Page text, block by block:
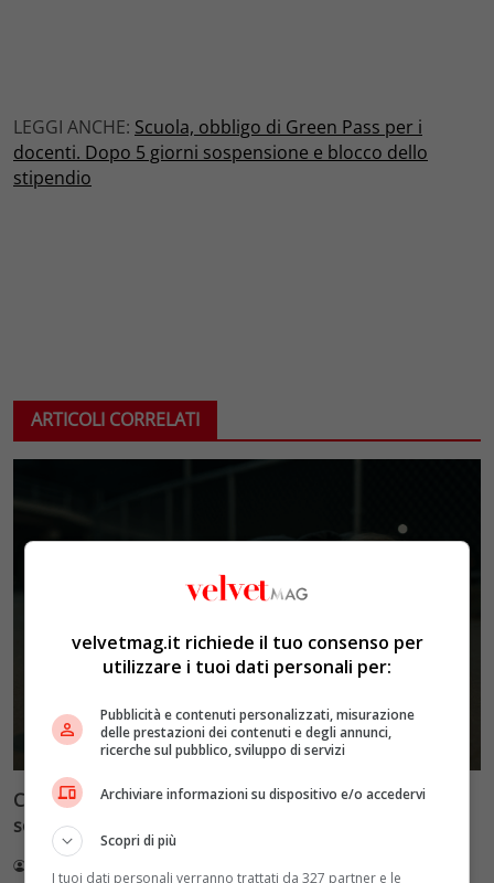
LEGGI ANCHE: Scuola, obbligo di Green Pass per i
docenti. Dopo 5 giorni sospensione e blocco dello
stipendio
ARTICOLI CORRELATI
Cronaca e società: il disagio giovanile amplificato dai
social, quando il dramma diventa show
velvetmag.it richiede il tuo consenso per
utilizzare i tuoi dati personali per:
Pubblicità e contenuti personalizzati, misurazione
delle prestazioni dei contenuti e degli annunci,
ricerche sul pubblico, sviluppo di servizi
Archiviare informazioni su dispositivo e/o accedervi
Scopri di più
I tuoi dati personali verranno trattati da 327 partner e le